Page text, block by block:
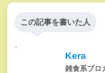
この記事を書いた人
Kera
雑食系ブロ